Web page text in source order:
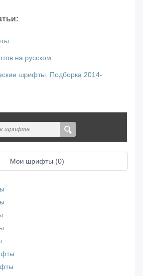
на русском
шрифты. Подборка 2014-
Мои шрифты (0)